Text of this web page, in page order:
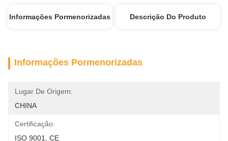
Informações Pormenorizadas Descrição Do Produto
Informações Pormenorizadas
Lugar De Origem:
CHINA
Certificação:
ISO 9001, CE